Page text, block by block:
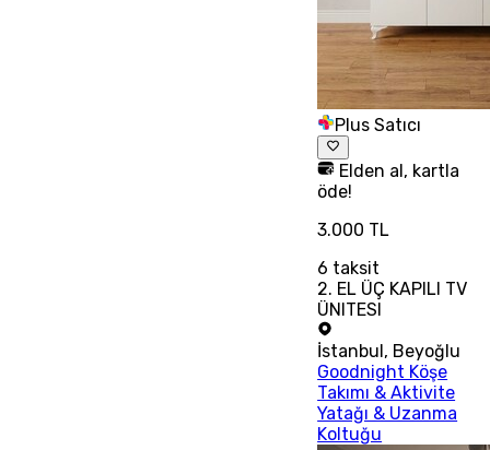
Plus Satıcı
Elden al, kartla
öde!
3.000 TL
6 taksit
2. EL ÜÇ KAPILI TV
ÜNITESI
İstanbul, Beyoğlu
Goodnight Köşe
Takımı & Aktivite
Yatağı & Uzanma
Koltuğu